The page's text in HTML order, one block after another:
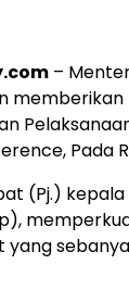
–
Pada
(Pj.)